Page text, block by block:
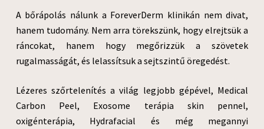
A bőrápolás nálunk a ForeverDerm klinikán nem divat,
hanem tudomány. Nem arra törekszünk, hogy elrejtsük a
ráncokat, hanem hogy megőrizzük a szövetek
rugalmasságát, és lelassítsuk a sejtszintű öregedést.
Lézeres szőrtelenítés a világ legjobb gépével, Medical
Carbon Peel, Exosome terápia skin pennel,
oxigénterápia, Hydrafacial és még megannyi